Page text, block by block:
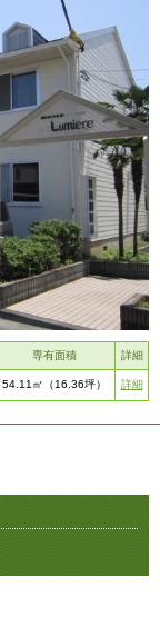
専有面積 詳細
54.11㎡ （16.36坪） 詳細